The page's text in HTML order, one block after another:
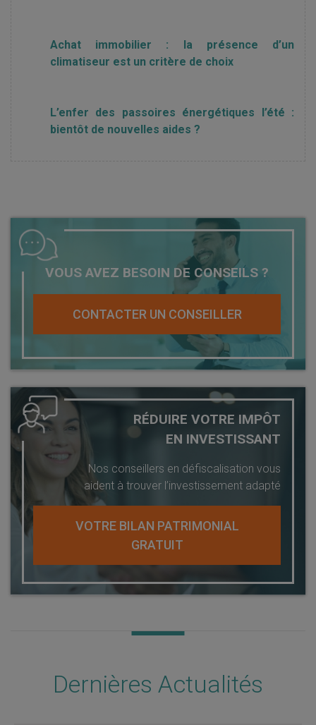
Achat immobilier : la présence d’un
climatiseur est un critère de choix
L’enfer des passoires énergétiques l’été :
bientôt de nouvelles aides ?
VOUS AVEZ BESOIN DE CONSEILS ?
CONTACTER UN CONSEILLER
RÉDUIRE VOTRE IMPÔT
EN INVESTISSANT
Nos conseillers en défiscalisation vous
aident à trouver l’investissement adapté
VOTRE BILAN PATRIMONIAL
GRATUIT
Dernières Actualités